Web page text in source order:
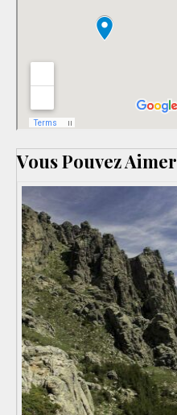
Vous Pouvez Aimer